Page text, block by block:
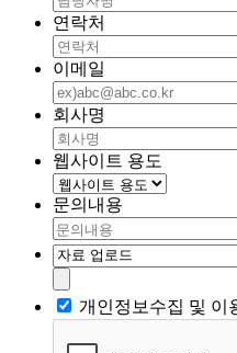
연락처
이메일
회사명
웹사이트 용도
문의내용
개인정보수집 및 이